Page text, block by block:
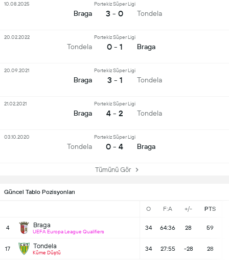
Güncel Tablo Pozisyonları
O F:A +/- PTS
4 Braga
UEFA Europa League Qualifiers
34 64:36 28 59
17 Tondela
Küme Düştü
34 27:55 -28 28
Braga
Portekiz Süper Ligi
3 - 0 Tondela
10.08.2025
Tondela
Portekiz Süper Ligi
0 - 1 Braga
20.02.2022
Braga
Portekiz Süper Ligi
3 - 1 Tondela
20.09.2021
Braga
Portekiz Süper Ligi
4 - 2 Tondela
21.02.2021
Tondela
Portekiz Süper Ligi
0 - 4 Braga
03.10.2020
Tümünü Gör